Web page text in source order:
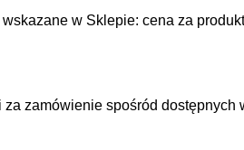
w Sklepie: cena za
zamówienie spośród